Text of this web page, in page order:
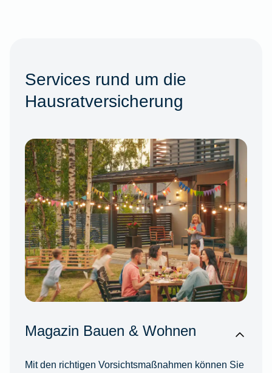
Services rund um die
Hausratversicherung
Magazin Bauen & Wohnen
Mit den richtigen Vorsichtsmaßnahmen können Sie